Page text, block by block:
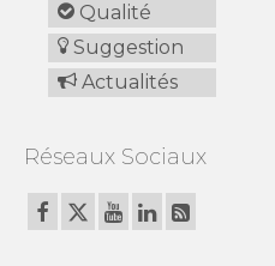
Qualité
Suggestion
Actualités
Réseaux Sociaux